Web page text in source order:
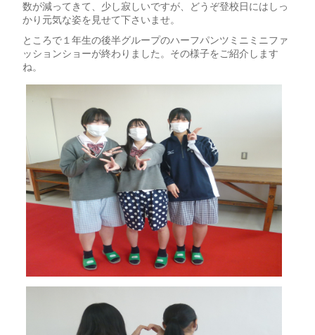
数が減ってきて、少し寂しいですが、どうぞ登校日にはしっ
かり元気な姿を見せて下さいませ。
ところで１年生の後半グループのハーフパンツミニミニファ
ッションショーが終わりました。その様子をご紹介します
ね。